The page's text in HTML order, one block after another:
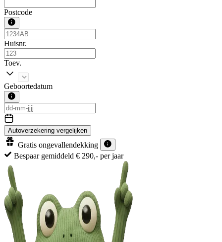
Postcode
Huisnr.
Toev.
Geboortedatum
Autoverzekering vergelijken
Gratis ongevallendekking
100% onafhankelijk